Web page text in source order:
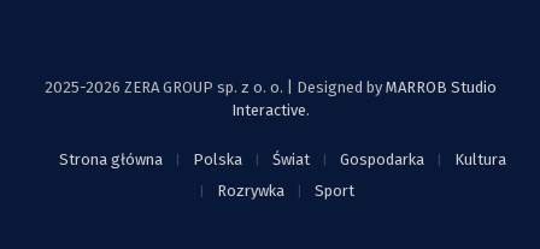
2025-2026 ZERA GROUP sp. z o. o. | Designed by MARROB Studio
Interactive.
Strona główna Polska Świat Gospodarka
Kultura
Rozrywka
Sport